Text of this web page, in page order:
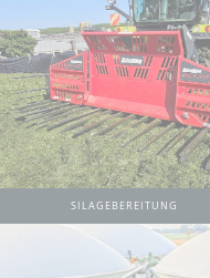
SILAGEBEREITUNG